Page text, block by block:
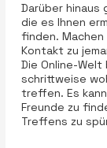
Darüber hinaus
die es Ihnen
finden.
Kontakt zu
Die Online-
schrittweise
treffen. Es
Freunde zu
Treffens zu